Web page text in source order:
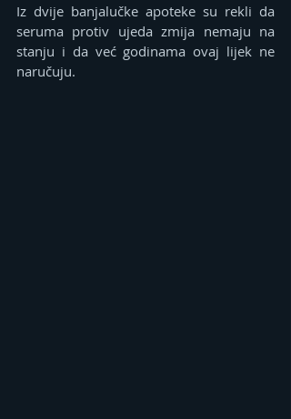
Iz dvije banjalučke apoteke su rekli da
seruma protiv ujeda zmija nemaju na
stanju i da već godinama ovaj lijek ne
naručuju.